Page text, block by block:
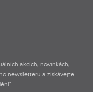
akcích, novinkách,
newsletteru a získávejte